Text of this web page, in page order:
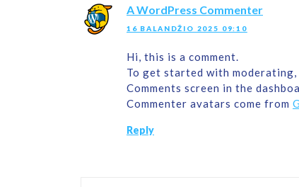
A WordPress Commenter
16 BALANDŽIO 2025 09:10
Hi, this is a comment.
To get started with
Comments screen in the
Commenter avatars come from
Reply